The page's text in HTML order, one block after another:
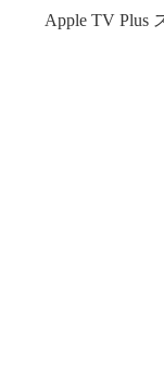
Apple TV Plus